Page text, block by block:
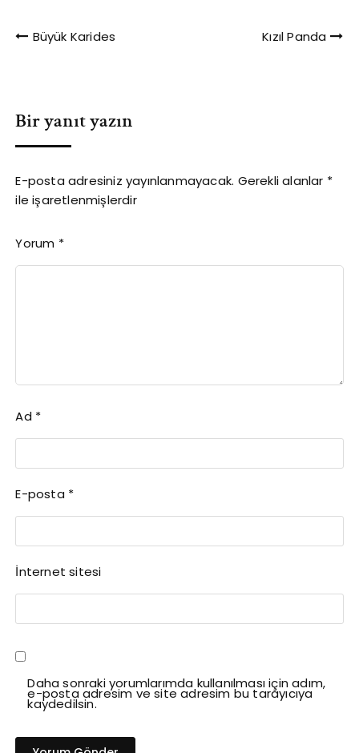
Yazı
Büyük Karides Kızıl Panda
Bir yanıt yazın
E-posta adresiniz yayınlanmayacak. Gerekli alanlar *
ile işaretlenmişlerdir
Yorum *
Ad *
E-posta *
İnternet sitesi
Daha sonraki yorumlarımda kullanılması için adım,
e-posta adresim ve site adresim bu tarayıcıya
kaydedilsin.